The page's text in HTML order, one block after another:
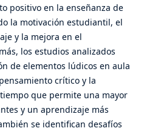
positivo en la enseñanza de
la motivación estudiantil, el
y la mejora en el
los estudios analizados
de elementos lúdicos en aula
crítico y la
que permite una mayor
y un aprendizaje más
se identifican desafíos